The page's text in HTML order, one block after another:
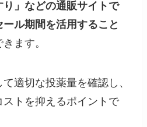
り」などの通販サイトで
ル期間を活用すること
きます。
適切な投薬量を確認し、
トを抑えるポイントで